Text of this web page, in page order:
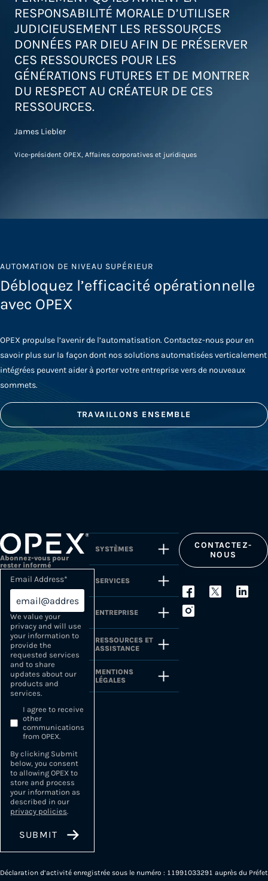
RESPONSABILITÉ MORALE D’UTILISER
JUDICIEUSEMENT LES RESSOURCES
DONNÉES PAR DIEU AFIN DE PRÉSERVER
CES RESSOURCES POUR LES
GÉNÉRATIONS FUTURES ET DE MONTRER
DU RESPECT AU CRÉATEUR DE CES
RESSOURCES.
James Liebler
Vice-président OPEX, Affaires corporatives et juridiques
AUTOMATION DE NIVEAU SUPÉRIEUR
Débloquez l’efficacité opérationnelle
avec OPEX
OPEX propulse l’avenir de l’automatisation. Contactez-nous pour en
savoir plus sur la façon dont nos solutions automatisées verticalement
intégrées peuvent aider à porter votre entreprise vers de nouveaux
sommets.
TRAVAILLONS ENSEMBLE
Abonnez-vous pour
rester informé
Email Address*
We value your
privacy and will use
your information to
provide the
requested services
and to share
updates about our
products and
services.
I agree to receive
other
communications
from OPEX.
By clicking Submit
below, you consent
to allowing OPEX to
store and process
your information as
described in our
privacy policies.
SYSTÈMES
SERVICES
ENTREPRISE
RESSOURCES ET
ASSISTANCE
MENTIONS
LÉGALES
CONTACTEZ-
NOUS
Déclaration d’activité enregistrée sous le numéro : 11991033291 auprès du Préfet